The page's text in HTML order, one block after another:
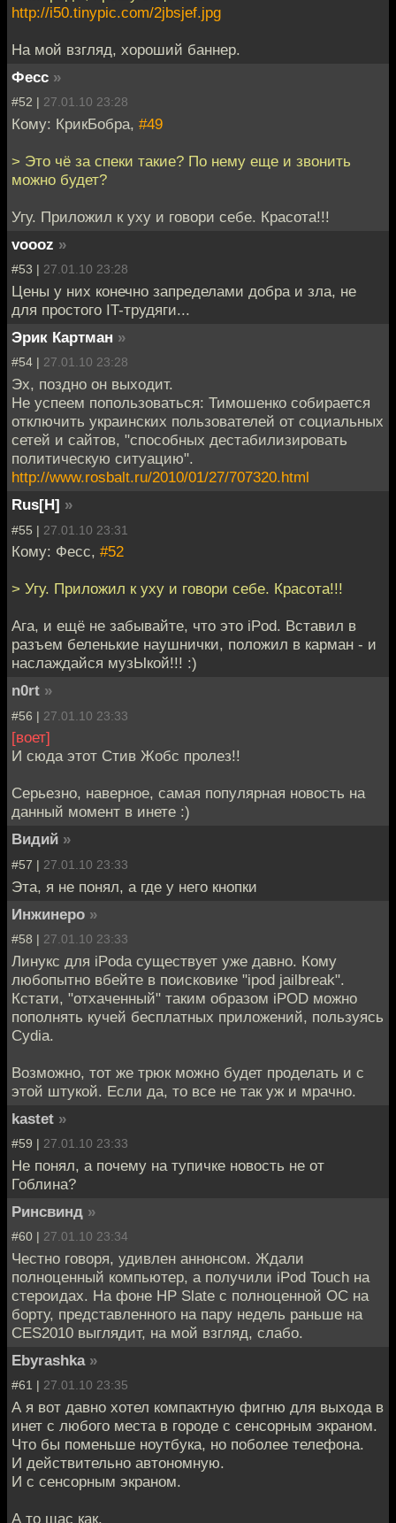
http://i50.tinypic.com/2jbsjef.jpg
На мой взгляд, хороший баннер.
Фесс »
#52 | 27.01.10 23:28
Кому: КрикБобра, #49
> Это чё за спеки такие? По нему еще и звонить
можно будет?
Угу. Приложил к уху и говори себе. Красота!!!
voooz »
#53 | 27.01.10 23:28
Цены у них конечно запределами добра и зла, не
для простого IT-трудяги...
Эрик Картман »
#54 | 27.01.10 23:28
Эх, поздно он выходит.
Не успеем попользоваться: Тимошенко собирается
отключить украинских пользователей от социальных
сетей и сайтов, "способных дестабилизировать
политическую ситуацию".
http://www.rosbalt.ru/2010/01/27/707320.html
Rus[H] »
#55 | 27.01.10 23:31
Кому: Фесс, #52
> Угу. Приложил к уху и говори себе. Красота!!!
Ага, и ещё не забывайте, что это iPod. Вставил в
разъем беленькие наушнички, положил в карман - и
наслаждайся музЫкой!!! :)
n0rt »
#56 | 27.01.10 23:33
[воет]
И сюда этот Стив Жобс пролез!!
Серьезно, наверное, самая популярная новость на
данный момент в инете :)
Видий »
#57 | 27.01.10 23:33
Эта, я не понял, а где у него кнопки
Инжинеро »
#58 | 27.01.10 23:33
Линукс для iPoda существует уже давно. Кому
любопытно вбейте в поисковике "ipod jailbreak".
Кстати, "отхаченный" таким образом iPOD можно
пополнять кучей бесплатных приложений, пользуясь
Cydia.
Возможно, тот же трюк можно будет проделать и с
этой штукой. Если да, то все не так уж и мрачно.
kastet »
#59 | 27.01.10 23:33
Не понял, а почему на тупичке новость не от
Гоблина?
Ринсвинд »
#60 | 27.01.10 23:34
Честно говоря, удивлен аннонсом. Ждали
полноценный компьютер, а получили iPod Touch на
стероидах. На фоне HP Slate с полноценной ОС на
борту, представленного на пару недель раньше на
CES2010 выглядит, на мой взгляд, слабо.
Ebyrashka »
#61 | 27.01.10 23:35
А я вот давно хотел компактную фигню для выхода в
инет с любого места в городе с сенсорным экраном.
Что бы поменьше ноутбука, но поболее телефона.
И действительно автономную.
И с сенсорным экраном.
А то щас как.